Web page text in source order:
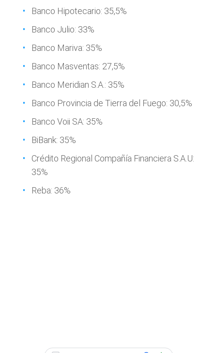
Banco Hipotecario: 35,5%
Banco Julio: 33%
Banco Mariva: 35%
Banco Masventas: 27,5%
Banco Meridian S.A.: 35%
Banco Provincia de Tierra del Fuego: 30,5%
Banco Voii SA: 35%
BiBank: 35%
Crédito Regional Compañía Financiera S.A.U:
35%
Reba: 36%